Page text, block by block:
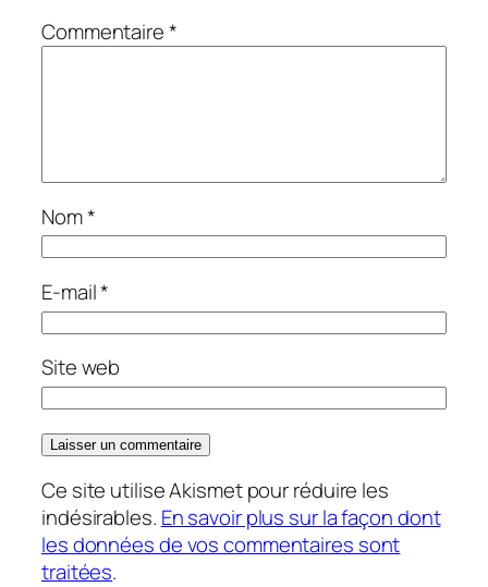
Commentaire*
Nom*
E-mail*
Site web
Ce site utilise Akismet pour réduire les
indésirables. En savoir plus sur la façon dont
les données de vos commentaires sont
traitées.